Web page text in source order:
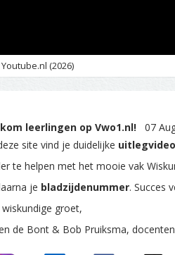
(2026)
leerlingen op Vwo1.nl!
07
site vind je duidelijke
te helpen met het mooie vak
je bladzijdenummer. Succes
groet,
de Bont & Bob Pruiksma,